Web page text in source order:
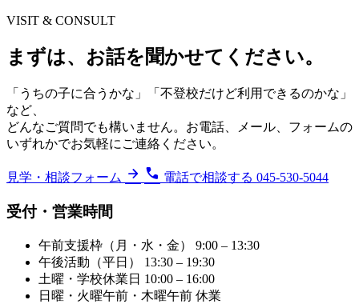
VISIT & CONSULT
まずは、お話を聞かせてください。
「うちの子に合うかな」「不登校だけど利用できるのかな」
など、
どんなご質問でも構いません。お電話、メール、フォームの
いずれかでお気軽にご連絡ください。
見学・相談フォーム arrow_forward call 電話で相談する 045-530-5044
受付・営業時間
午前支援枠（月・水・金）
9:00 – 13:30
午後活動（平日）
13:30 – 19:30
土曜・学校休業日 10:00 – 16:00
日曜・火曜午前・木曜午前 休業